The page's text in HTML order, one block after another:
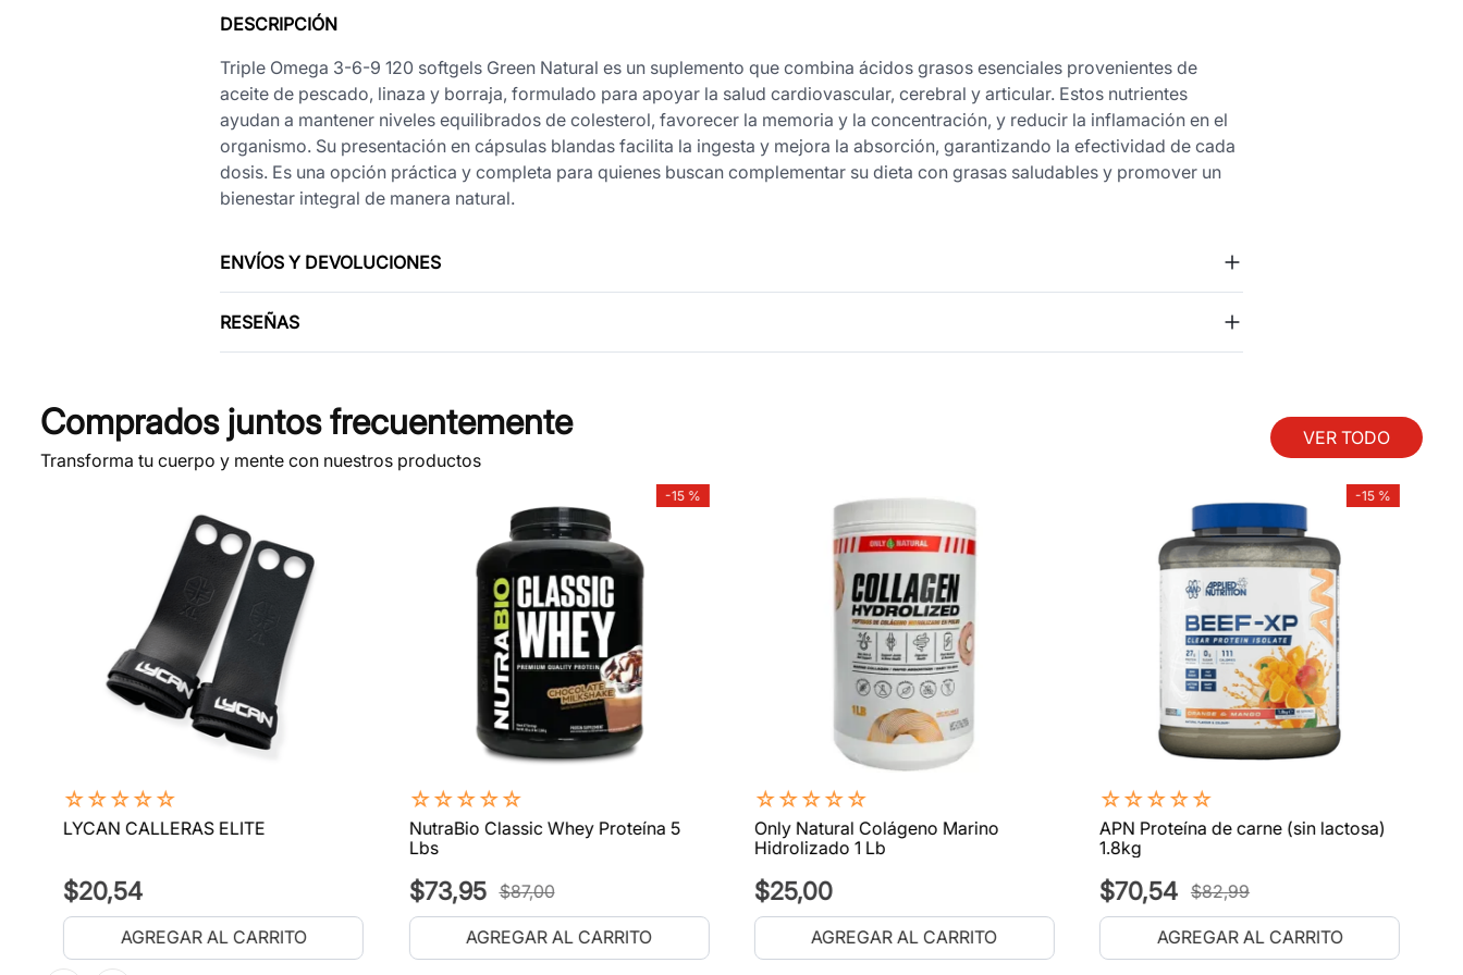
DESCRIPCIÓN
Triple Omega 3-6-9 120 softgels Green Natural es un suplemento que combina ácidos grasos esenciales provenientes de
aceite de pescado, linaza y borraja, formulado para apoyar la salud cardiovascular, cerebral y articular. Estos nutrientes
ayudan a mantener niveles equilibrados de colesterol, favorecer la memoria y la concentración, y reducir la inflamación en el
organismo. Su presentación en cápsulas blandas facilita la ingesta y mejora la absorción, garantizando la efectividad de cada
dosis. Es una opción práctica y completa para quienes buscan complementar su dieta con grasas saludables y promover un
bienestar integral de manera natural.
ENVÍOS Y DEVOLUCIONES
RESEÑAS
Comprados juntos frecuentemente
Transforma tu cuerpo y mente con nuestros productos
VER TODO
☆☆☆☆☆
LYCAN CALLERAS ELITE
$20,54
AGREGAR AL CARRITO
-15 %
☆☆☆☆☆
NutraBio Classic Whey Proteína 5
Lbs
$73,95 $87,00
AGREGAR AL CARRITO
☆☆☆☆☆
Only Natural Colágeno Marino
Hidrolizado 1 Lb
$25,00
AGREGAR AL CARRITO
-15 %
☆☆☆☆☆
APN Proteína de carne (sin lactosa)
1.8kg
$70,54 $82,99
AGREGAR AL CARRITO